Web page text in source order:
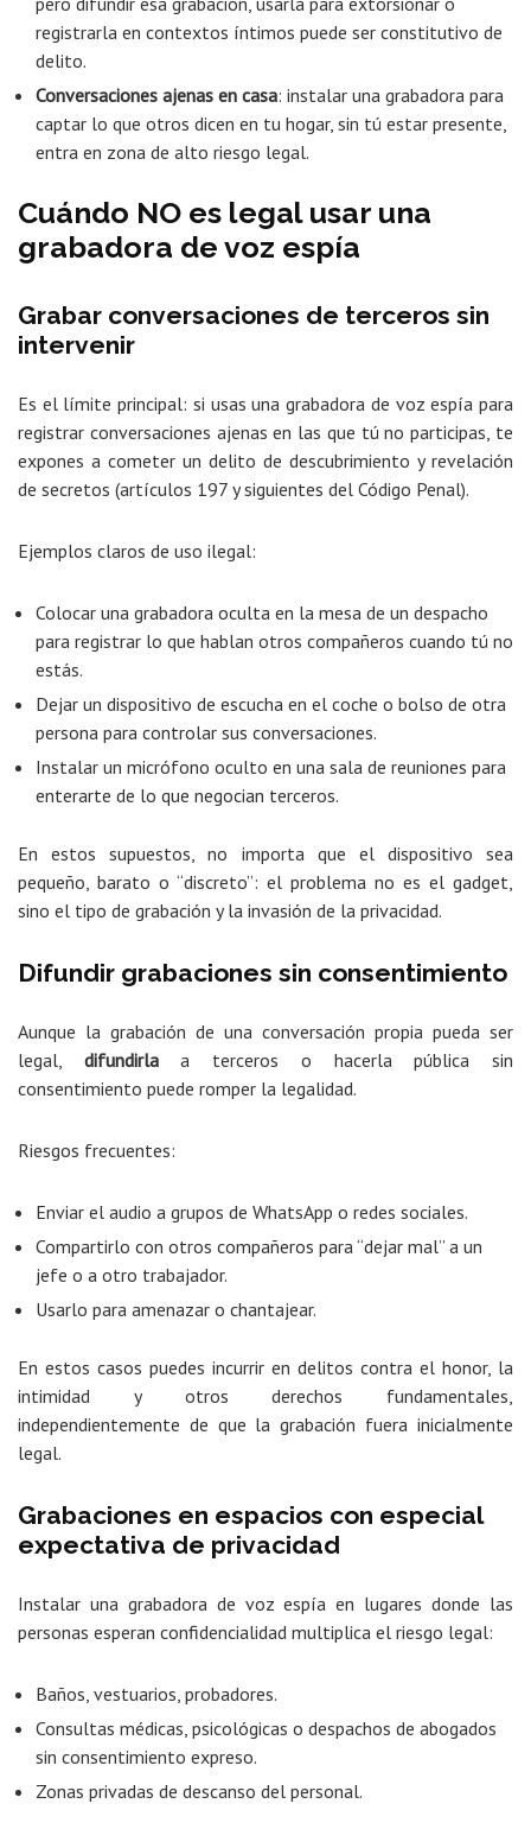
registrarla en contextos íntimos puede ser constitutivo de
delito.
Conversaciones ajenas en casa: instalar una grabadora para
captar lo que otros dicen en tu hogar, sin tú estar presente,
entra en zona de alto riesgo legal.
Cuándo NO es legal usar una
grabadora de voz espía
Grabar conversaciones de terceros sin
intervenir
Es el límite principal: si usas una grabadora de voz espía para
registrar conversaciones ajenas en las que tú no participas, te
expones a cometer un delito de descubrimiento y revelación
de secretos (artículos 197 y siguientes del Código Penal).
Ejemplos claros de uso ilegal:
Colocar una grabadora oculta en la mesa de un despacho
para registrar lo que hablan otros compañeros cuando tú no
estás.
Dejar un dispositivo de escucha en el coche o bolso de otra
persona para controlar sus conversaciones.
Instalar un micrófono oculto en una sala de reuniones para
enterarte de lo que negocian terceros.
En estos supuestos, no importa que el dispositivo sea
pequeño, barato o “discreto”: el problema no es el gadget,
sino el tipo de grabación y la invasión de la privacidad.
Difundir grabaciones sin consentimiento
Aunque la grabación de una conversación propia pueda ser
legal, difundirlaa terceros o hacerla pública sin
consentimiento puede romper la legalidad.
Riesgos frecuentes:
Enviar el audio a grupos de WhatsApp o redes sociales.
Compartirlo con otros compañeros para “dejar mal” a un
jefe o a otro trabajador.
Usarlo para amenazar o chantajear.
En estos casos puedes incurrir en delitos contra el honor, la
intimidad y otros derechos fundamentales,
independientemente de que la grabación fuera inicialmente
legal.
Grabaciones en espacios con especial
expectativa de privacidad
Instalar una grabadora de voz espía en lugares donde las
personas esperan confidencialidad multiplica el riesgo legal:
Baños, vestuarios, probadores.
Consultas médicas, psicológicas o despachos de abogados
sin consentimiento expreso.
Zonas privadas de descanso del personal.